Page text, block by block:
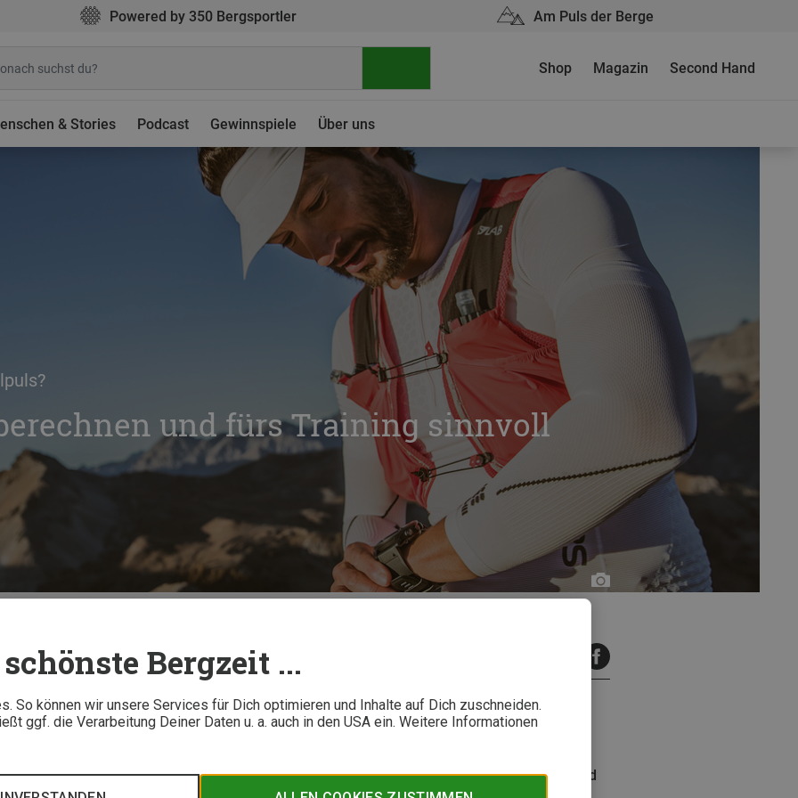
Bergzeit ...
So können wir unsere Services für Dich optimieren und Inhalte auf Dich zuschneiden.
ggf. die Verarbeitung Deiner Daten u. a. auch in den USA ein. Weitere Informationen
Powered by 350 Bergsportler Am Puls der Berge
& Stories Podcast Gewinnspiele Über uns
Shop Magazin Second Hand
und fürs Training sinnvoll
Bergzeit
er aus? Wie lässt sich der Maximalpuls per Formel berechnen und wie kann ich einen
bringt er konkret für mein Training? Diese und weitere Fragen klärt unser Trainings- und